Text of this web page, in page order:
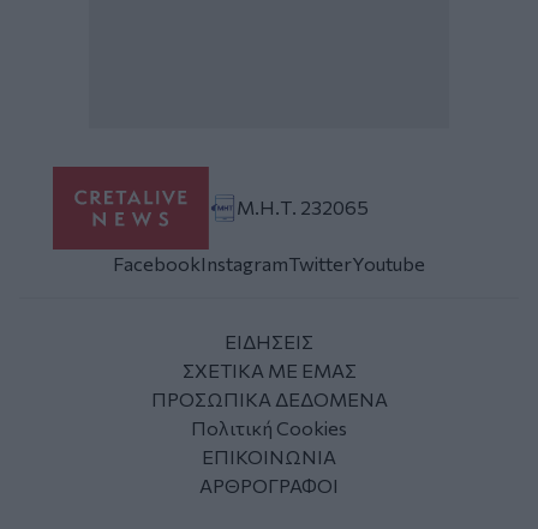
Μ.Η.Τ. 232065
FacebookInstagramTwitterYoutube
ΕΙΔΗΣΕΙΣ
ΣΧΕΤΙΚΑ ΜΕ ΕΜΑΣ
ΠΡΟΣΩΠΙΚΑ ΔΕΔΟΜΕΝΑ
Πολιτική Cookies
ΕΠΙΚΟΙΝΩΝΙΑ
ΑΡΘΡΟΓΡΑΦΟΙ